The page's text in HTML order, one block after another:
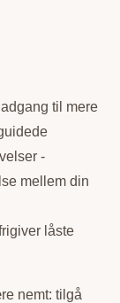
til mere
-
mellem din
låste
nemt: tilgå